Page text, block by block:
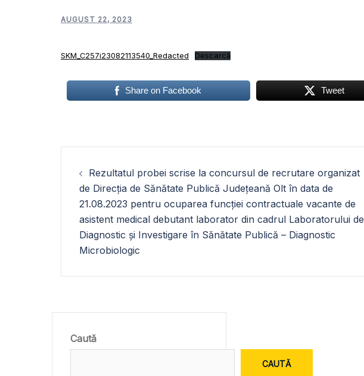
AUGUST 22, 2023
SKM_C257i23082113540_Redacted Descarcă
Share on Facebook Tweet
Navigare
în
articole
Rezultatul probei scrise la concursul de recrutare organizat
de Direcția de Sănătate Publică Județeană Olt în data de
21.08.2023 pentru ocuparea funcției contractuale vacante de
asistent medical debutant laborator din cadrul Laboratorului de
Diagnostic și Investigare în Sănătate Publică – Diagnostic
Microbiologic
Caută
CAUTĂ